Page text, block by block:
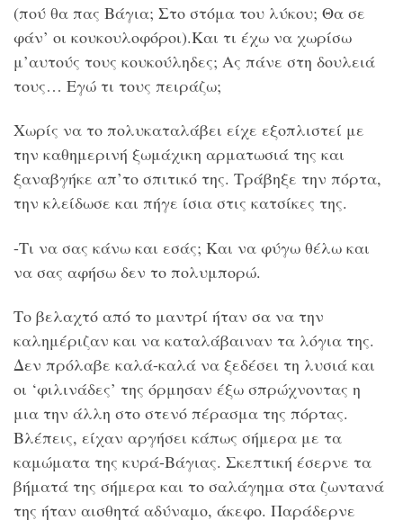
(πού θα πας Βάγια; Στο στόμα του λύκου; Θα σε
φάν’ οι κουκουλοφόροι).Και τι έχω να χωρίσω
μ’αυτούς τους κουκούληδες; Ας πάνε στη δουλειά
τους… Εγώ τι τους πειράζω;
Χωρίς να το πολυκαταλάβει είχε εξοπλιστεί με
την καθημερινή ξωμάχικη αρματωσιά της και
ξαναβγήκε απ’το σπιτικό της. Τράβηξε την πόρτα,
την κλείδωσε και πήγε ίσια στις κατσίκες της.
-Τι να σας κάνω και εσάς; Και να φύγω θέλω και
να σας αφήσω δεν το πολυμπορώ.
Το βελαχτό από το μαντρί ήταν σα να την
καλημέριζαν και να καταλάβαιναν τα λόγια της.
Δεν πρόλαβε καλά-καλά να ξεδέσει τη λυσιά και
οι ‘φιλινάδες’ της όρμησαν έξω σπρώχνοντας η
μια την άλλη στο στενό πέρασμα της πόρτας.
Βλέπεις, είχαν αργήσει κάπως σήμερα με τα
καμώματα της κυρά-Βάγιας. Σκεπτική έσερνε τα
βήματά της σήμερα και το σαλάγημα στα ζωντανά
της ήταν αισθητά αδύναμο, άκεφο. Παράδερνε